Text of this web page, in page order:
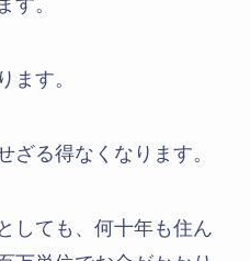
す。
ます。
ざる得なくなります。
しても、何十年も住ん